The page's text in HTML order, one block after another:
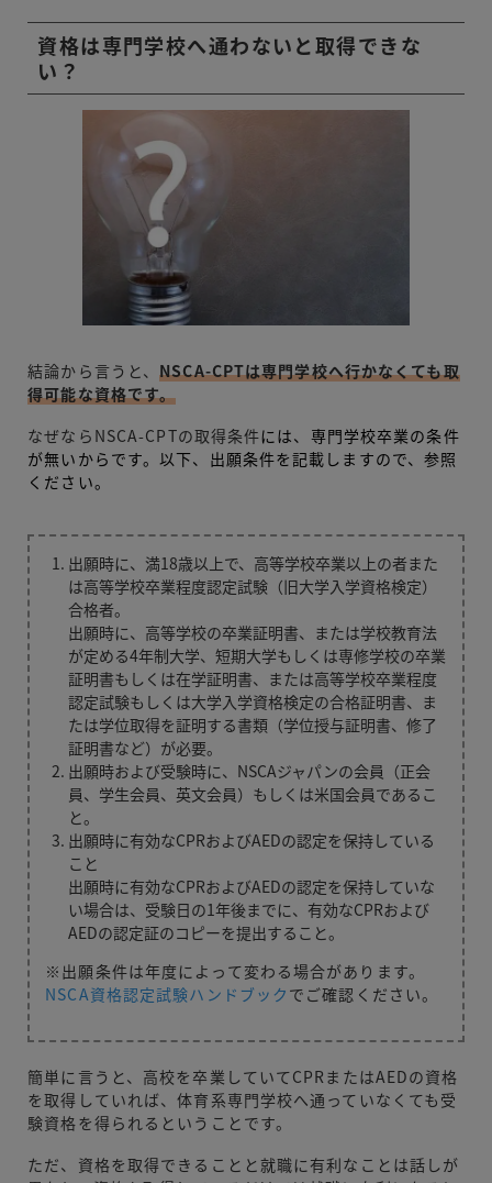
資格は専門学校へ通わないと取得できな
い？
結論から言うと、NSCA-CPTは専門学校へ行かなくても取
得可能な資格です。
なぜならNSCA-CPTの取得条件には、専門学校卒業の条件
が無いからです。以下、出願条件を記載しますので、参照
ください。
出願時に、満18歳以上で、高等学校卒業以上の者また
は高等学校卒業程度認定試験（旧大学入学資格検定）
合格者。
出願時に、高等学校の卒業証明書、または学校教育法
が定める4年制大学、短期大学もしくは専修学校の卒業
証明書もしくは在学証明書、または高等学校卒業程度
認定試験もしくは大学入学資格検定の合格証明書、ま
たは学位取得を証明する書類（学位授与証明書、修了
証明書など）が必要。
出願時および受験時に、NSCAジャパンの会員（正会
員、学生会員、英文会員）もしくは米国会員であるこ
と。
出願時に有効なCPRおよびAEDの認定を保持している
こと
出願時に有効なCPRおよびAEDの認定を保持していな
い場合は、受験日の1年後までに、有効なCPRおよび
AEDの認定証のコピーを提出すること。
※出願条件は年度によって変わる場合があります。
NSCA資格認定試験ハンドブック でご確認ください。
簡単に言うと、高校を卒業していてCPRまたはAEDの資格
を取得していれば、体育系専門学校へ通っていなくても受
験資格を得られるということです。
ただ、資格を取得できることと就職に有利なことは話しが